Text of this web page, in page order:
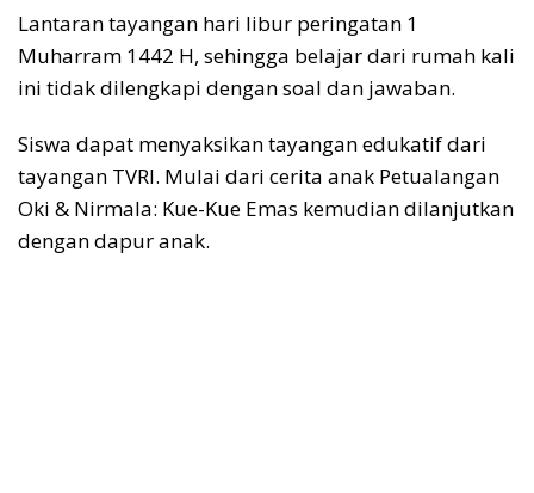
Lantaran tayangan hari libur peringatan 1
Muharram 1442 H, sehingga belajar dari rumah kali
ini tidak dilengkapi dengan soal dan jawaban.
Siswa dapat menyaksikan tayangan edukatif dari
tayangan TVRI. Mulai dari cerita anak Petualangan
Oki & Nirmala: Kue-Kue Emas kemudian dilanjutkan
dengan dapur anak.